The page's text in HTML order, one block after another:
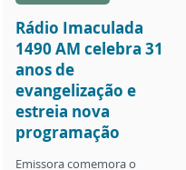
Rádio Imaculada
1490 AM celebra 31
anos de
evangelização e
estreia nova
programação
Emissora comemora o